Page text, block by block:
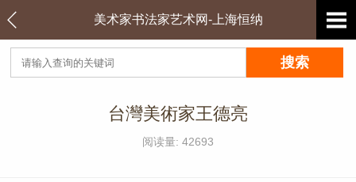
美术家书法家艺术网-上海恒纳
台灣美術家王德亮
阅读量: 42693